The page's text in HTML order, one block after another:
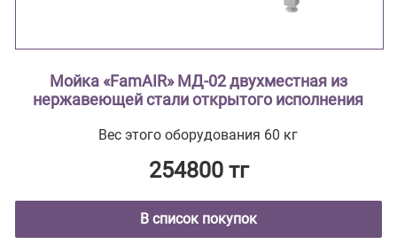
Мойка «FamAIR» МД-02 двухместная из
нержавеющей стали открытого исполнения
Вес этого оборудования 60 кг
254800 тг
В список покупок